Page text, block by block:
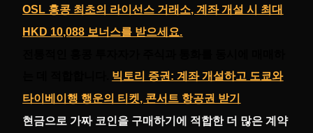
OSL 홍콩 최초의 라이선스 거래소, 계좌 개설 시 최대
HKD 10,088 보너스를 받으세요.
빅토리 증권: 계좌 개설하고 도쿄와
타이베이행 행운의 티켓, 콘서트 항공권 받기
현금으로 가짜 코인을 구매하기에 적합한 더 많은 계약